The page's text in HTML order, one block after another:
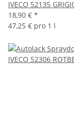
IVECO 52135
18,90 € *
47,25 € pro 1 l